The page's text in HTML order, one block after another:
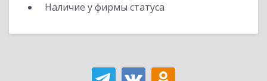
Наличие у фирмы статуса